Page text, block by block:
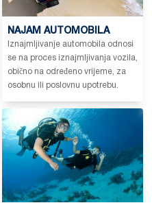
NAJAM AUTOMOBILA
Iznajmljivanje automobila odnosi
se na proces iznajmljivanja vozila,
obično na određeno vrijeme, za
osobnu ili poslovnu upotrebu.